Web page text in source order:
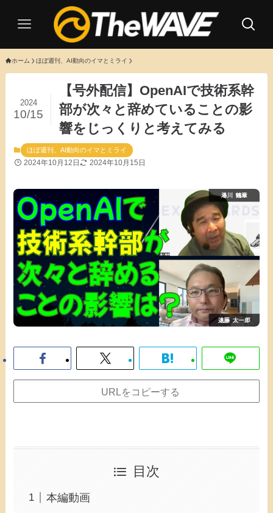
ホーム ほぼ週刊、AI動向のイマとミライ
【号外配信】OpenAIで技術系幹
部が次々と辞めていることの影
響をじっくりと考えてみる
2024
10/15
ほぼ週刊、AI動向のイマとミライ
2024年10月12日 2024年10月15日
URLをコピーする
目次
本編動画